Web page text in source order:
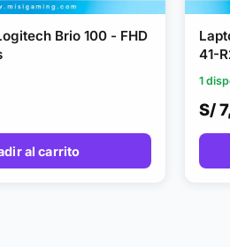
Brio 100 - FHD
al carrito
41-
260
1
S/